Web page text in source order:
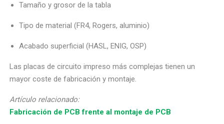
Tamaño y grosor de la tabla
Tipo de material (FR4, Rogers, aluminio)
Acabado superficial (HASL, ENIG, OSP)
Las placas de circuito impreso más complejas tienen un
mayor coste de fabricación y montaje.
Artículo relacionado:
Fabricación de PCB frente al montaje de PCB